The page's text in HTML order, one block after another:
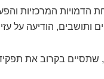
הדמויות המרכזיות
ותושבים, הודיעה על
בקרוב את